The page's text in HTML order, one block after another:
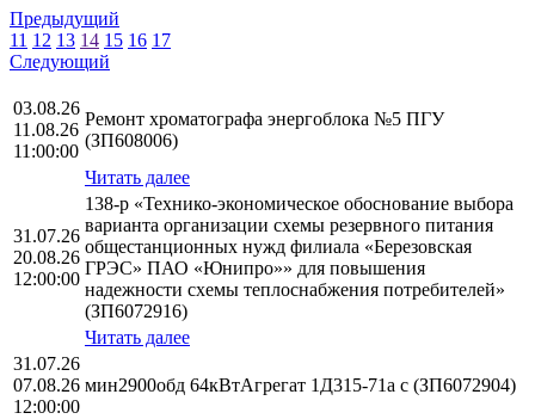
Предыдущий
11 12 13 14 15 16 17
Следующий
03.08.26
11.08.26
11:00:00
Ремонт хроматографа энергоблока №5 ПГУ
(ЗП608006)
Читать далее
31.07.26
20.08.26
12:00:00
138-р «Технико-экономическое обоснование выбора
варианта организации схемы резервного питания
общестанционных нужд филиала «Березовская
ГРЭС» ПАО «Юнипро»» для повышения
надежности схемы теплоснабжения потребителей»
(ЗП6072916)
Читать далее
31.07.26
07.08.26
12:00:00
мин2900обд 64кВтАгрегат 1Д315-71а с (ЗП6072904)